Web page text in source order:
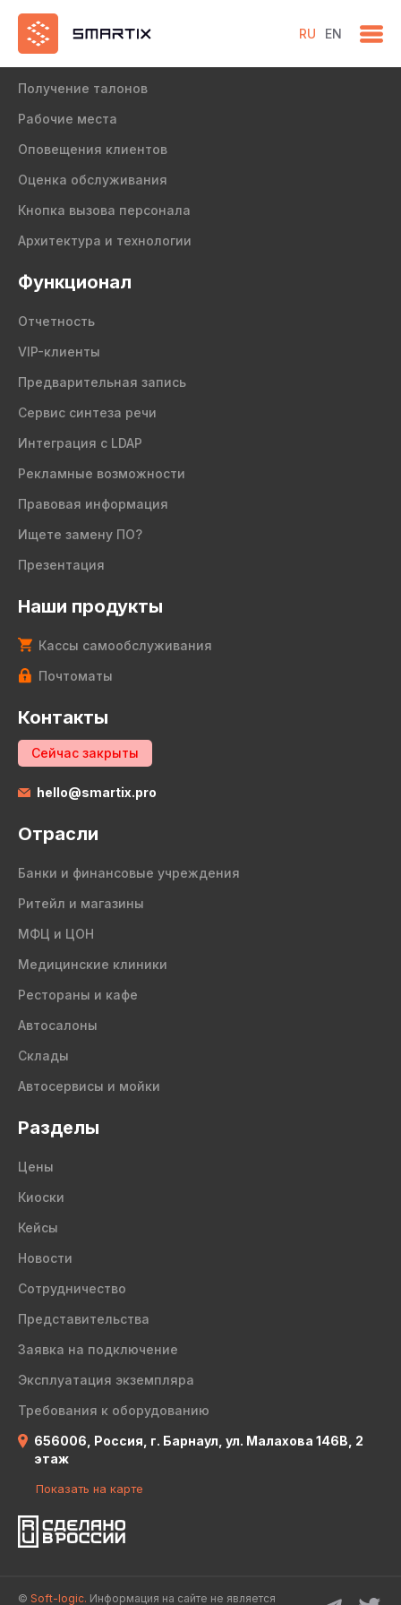
RU EN
Продукт
Получение талонов
Рабочие места
Оповещения клиентов
Оценка обслуживания
Кнопка вызова персонала
Архитектура и технологии
Функционал
Отчетность
VIP-клиенты
Предварительная запись
Сервис синтеза речи
Интеграция с LDAP
Рекламные возможности
Правовая информация
Ищете замену ПО?
Презентация
Наши продукты
Кассы самообслуживания
Почтоматы
Контакты
Сейчас закрыты
hello@smartix.pro
Отрасли
Банки и финансовые учреждения
Ритейл и магазины
МФЦ и ЦОН
Медицинские клиники
Рестораны и кафе
Автосалоны
Склады
Автосервисы и мойки
Разделы
Цены
Киоски
Кейсы
Новости
Сотрудничество
Представительства
Заявка на подключение
Эксплуатация экземпляра
Требования к оборудованию
656006, Россия, г. Барнаул, ул. Малахова 146В, 2
этаж
Показать на карте
© Soft-logic. Информация на сайте не является